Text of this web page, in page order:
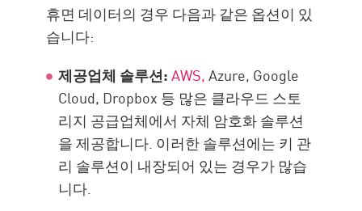
휴면 데이터의 경우 다음과 같은 옵션이 있
습니다:
제공업체 솔루션: AWS,Azure, Google
Cloud, Dropbox 등 많은 클라우드 스토
리지 공급업체에서 자체 암호화 솔루션
을 제공합니다. 이러한 솔루션에는 키 관
리 솔루션이 내장되어 있는 경우가 많습
니다.